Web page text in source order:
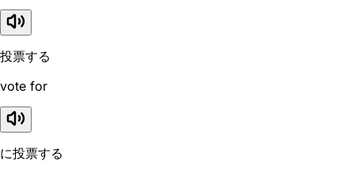
投票する
vote for
に投票する